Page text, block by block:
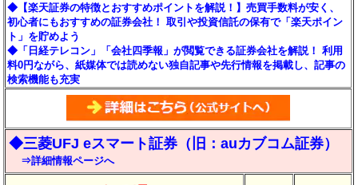
◆【楽天証券の特徴とおすすめポイントを解説！】売買手数料が安く、
初心者にもおすすめの証券会社！ 取引や投資信託の保有で「楽天ポイン
ト」を貯めよう
◆「日経テレコン」「会社四季報」が閲覧できる証券会社を解説！ 利用
料0円ながら、紙媒体では読めない独自記事や先行情報を掲載し、記事の
検索機能も充実
◆三菱UFJ eスマート証券（旧：auカブコム証券）
⇒詳細情報ページへ